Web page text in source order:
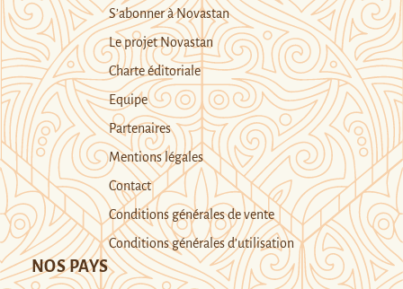
S’abonner à Novastan
Le projet Novastan
Charte éditoriale
Equipe
Partenaires
Mentions légales
Contact
Conditions générales de vente
Conditions générales d’utilisation
NOS PAYS